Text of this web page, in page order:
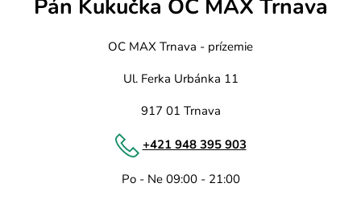
Pán Kukučka OC MAX Trnava
OC MAX Trnava - prízemie
Ul. Ferka Urbánka 11
917 01 Trnava
+421 948 395 903
Po - Ne 09:00 - 21:00